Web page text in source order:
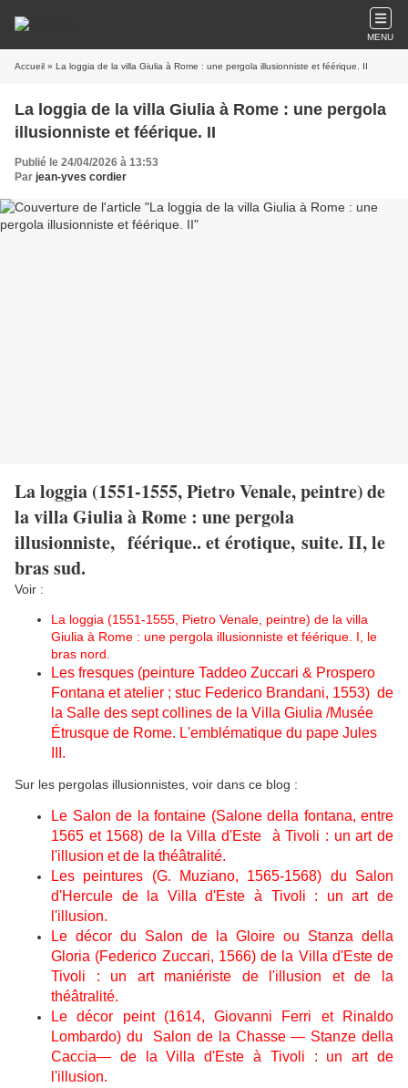
MENU
Accueil » La loggia de la villa Giulia à Rome : une pergola illusionniste et féérique. II
La loggia de la villa Giulia à Rome : une pergola
illusionniste et féérique. II
Publié le 24/04/2026 à 13:53
Par jean-yves cordier
La loggia (1551-1555, Pietro Venale, peintre)de
la villa Giulia à Rome : une pergola
illusionniste, féérique.. et érotique, suite. II, le
bras sud.
Voir :
La loggia (1551-1555, Pietro Venale, peintre) de la villa
Giulia à Rome : une pergola illusionniste et féérique. I, le
bras nord.
Les fresques (peinture Taddeo Zuccari & Prospero
Fontana et atelier ; stuc Federico Brandani, 1553) de
la Salle des sept collines de la Villa Giulia /Musée
Étrusque de Rome. L'emblématique du pape Jules
III.
Sur les pergolas illusionnistes, voir dans ce blog :
Le Salon de la fontaine (Salone della fontana, entre
1565 et 1568) de la Villa d'Este à Tivoli : un art de
l'illusion et de la théâtralité.
Les peintures (G. Muziano, 1565-1568) du Salon
d'Hercule de la Villa d'Este à Tivoli : un art de
l'illusion.
Le décor du Salon de la Gloire ou Stanza della
Gloria (Federico Zuccari, 1566) de la Villa d'Este de
Tivoli : un art maniériste de l'illusion et de la
théâtralité.
Le décor peint (1614, Giovanni Ferri et Rinaldo
Lombardo) du Salon de la Chasse — Stanze della
Caccia— de la Villa d'Este à Tivoli : un art de
l'illusion.